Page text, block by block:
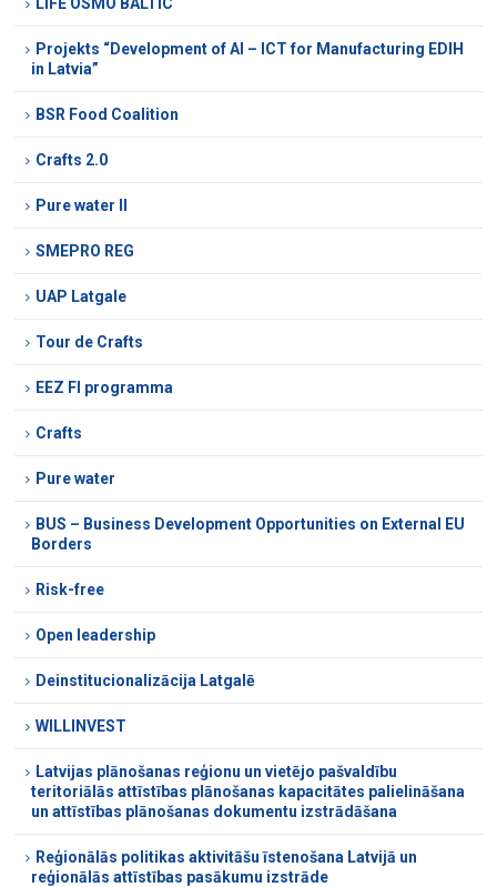
Projekts “Development of AI – ICT for Manufacturing EDIH
in Latvia”
BSR Food Coalition
Crafts 2.0
Pure water II
SMEPRO REG
UAP Latgale
Tour de Crafts
EEZ FI programma
Crafts
Pure water
BUS – Business Development Opportunities on External EU
Borders
Risk-free
Open leadership
Deinstitucionalizācija Latgalē
WILLINVEST
Latvijas plānošanas reģionu un vietējo pašvaldību
teritoriālās attīstības plānošanas kapacitātes palielināšana
un attīstības plānošanas dokumentu izstrādāšana
Reģionālās politikas aktivitāšu īstenošana Latvijā un
reģionālās attīstības pasākumu izstrāde